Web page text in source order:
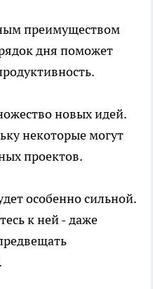
преимуществом
дня поможет
новых идей.
некоторые могут
проектов.
особенно сильной.
к ней - даже